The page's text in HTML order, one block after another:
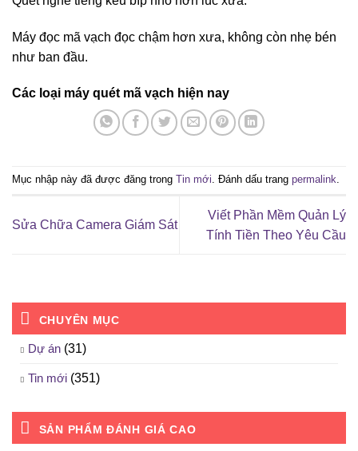
Máy đọc mã vạch đọc chậm hơn xưa, không còn nhẹ bén
như ban đầu.
Các loại máy quét mã vạch hiện nay
Mục nhập này đã được đăng trong Tin mới . Đánh dấu trang permalink
Sửa Chữa Camera Giám Sát
Viết Phần Mềm Quản Lý
Tính Tiền Theo Yêu Cầu
CHUYÊN MỤC
Dự án (31)
Tin mới (351)
SẢN PHẨM ĐÁNH GIÁ CAO